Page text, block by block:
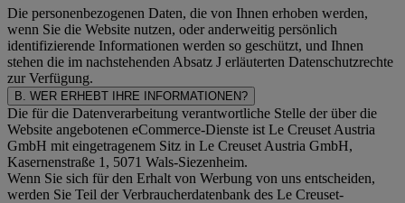
Die personenbezogenen Daten, die von Ihnen erhoben werden,
wenn Sie die Website nutzen, oder anderweitig persönlich
identifizierende Informationen werden so geschützt, und Ihnen
stehen die im nachstehenden Absatz J erläuterten Datenschutzrechte
zur Verfügung.
B. WER ERHEBT IHRE INFORMATIONEN?
Die für die Datenverarbeitung verantwortliche Stelle der über die
Website angebotenen eCommerce-Dienste ist Le Creuset Austria
GmbH mit eingetragenem Sitz in Le Creuset Austria GmbH,
Kasernenstraße 1, 5071 Wals-Siezenheim.
Wenn Sie sich für den Erhalt von Werbung von uns entscheiden,
werden Sie Teil der Verbraucherdatenbank des Le Creuset-